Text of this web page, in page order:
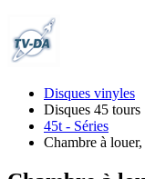
Disques vinyles
Disques 45 tours
45t - Séries
Chambre à